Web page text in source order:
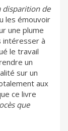
disparition de
les émouvoir
une plume
intéresser à
le travail
un
sur un
aux
ce livre
que